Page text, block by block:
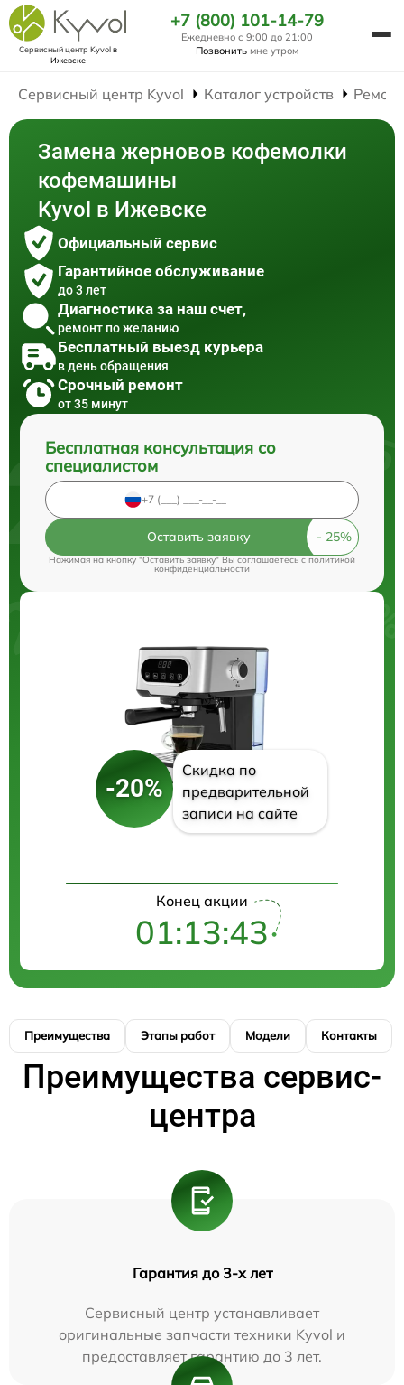
Сервисный центр Kyvolв
Ижевске
+7 (800) 101-14-79
Ежедневно с 9:00 до 21:00
Позвонить мне утром
Сервисный центр Kyvol Каталог устройств
Замена жерновов кофемолки
кофемашины
Kyvol в Ижевске
Официальный сервис
Гарантийное обслуживание
до 3 лет
Диагностика за наш счет,
ремонт по желанию
Бесплатный выезд курьера
в день обращения
Срочный ремонт
от 35 минут
Бесплатная консультация со
специалистом
Оставить заявку
Нажимая на кнопку "Оставить заявку" Вы соглашаетесь cполитикой
конфиденциальности
-20%
Скидка по
предварительной
записи на сайте
Конец акции
01:13:43
Преимущества Этапы работ Модели Контакты
Преимущества сервис-
центра
Гарантия до 3-х лет
Сервисный центр устанавливает
оригинальные запчасти техники Kyvol и
предоставляет гарантию до 3 лет.